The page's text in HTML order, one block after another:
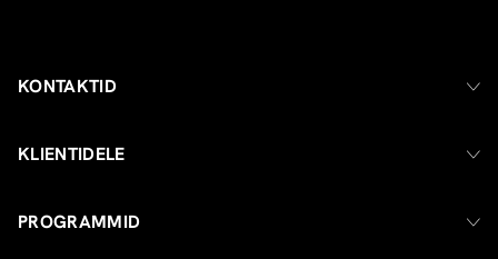
KONTAKTID
KLIENTIDELE
PROGRAMMID